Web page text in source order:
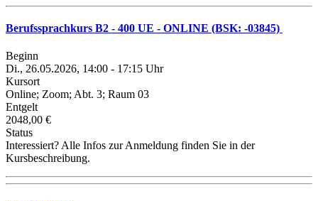
Berufssprachkurs B2 - 400 UE - ONLINE (BSK: -03845)
Beginn
Di., 26.05.2026, 14:00 - 17:15 Uhr
Kursort
Online; Zoom; Abt. 3; Raum 03
Entgelt
2048,00 €
Status
Interessiert? Alle Infos zur Anmeldung finden Sie in der
Kursbeschreibung.